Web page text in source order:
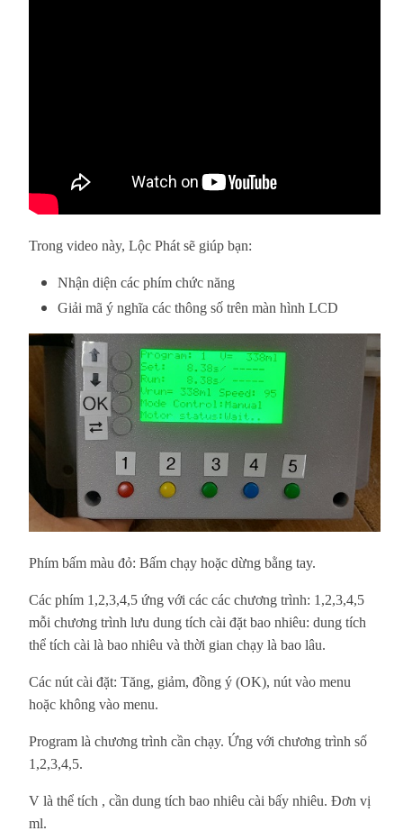
Trong video này, Lộc Phát sẽ giúp bạn:
Nhận diện các phím chức năng
Giải mã ý nghĩa các thông số trên màn hình LCD
Phím bấm màu đỏ: Bấm chạy hoặc dừng bằng tay.
Các phím 1,2,3,4,5 ứng với các các chương trình: 1,2,3,4,5
mỗi chương trình lưu dung tích cài đặt bao nhiêu: dung tích
thể tích cài là bao nhiêu và thời gian chạy là bao lâu.
Các nút cài đặt: Tăng, giảm, đồng ý (OK), nút vào menu
hoặc không vào menu.
Program là chương trình cần chạy. Ứng với chương trình số
1,2,3,4,5.
V là thể tích , cần dung tích bao nhiêu cài bấy nhiêu. Đơn vị
ml.